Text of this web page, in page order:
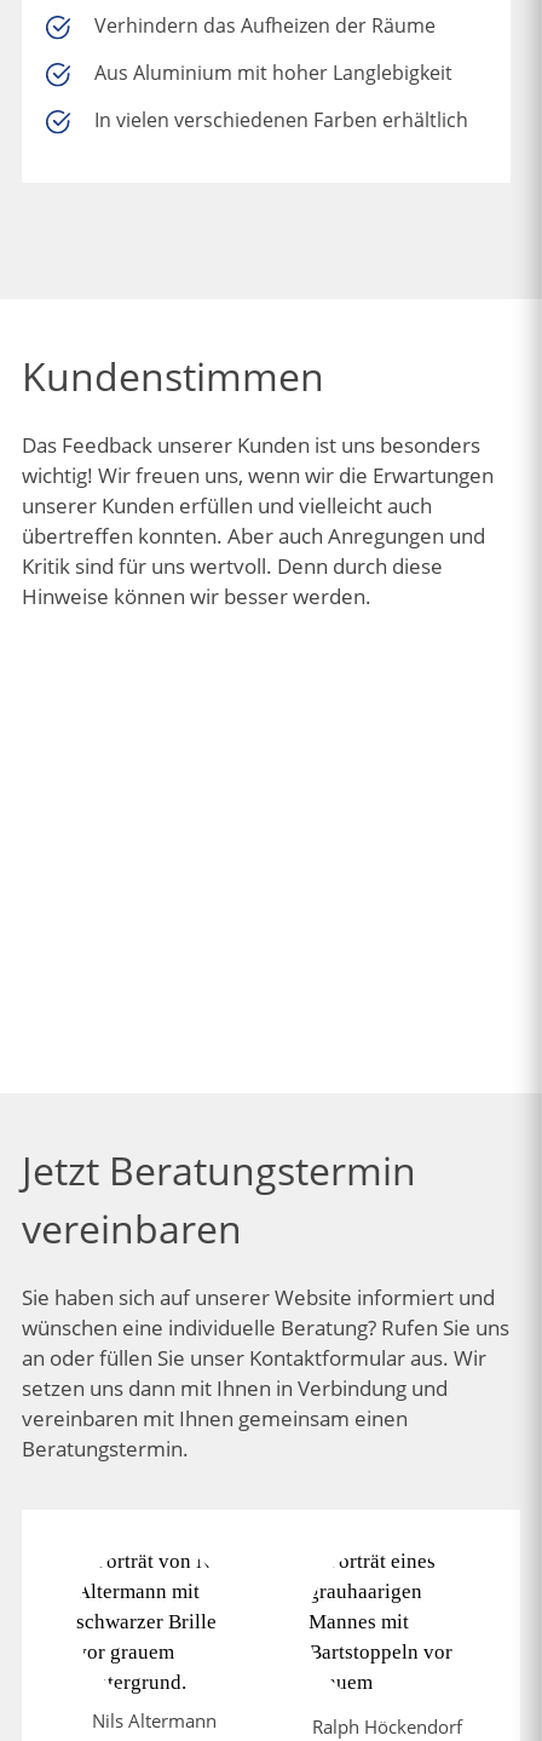
Verhindern das Aufheizen der Räume
Aus Aluminium mit hoher Langlebigkeit
In vielen verschiedenen Farben erhältlich
Kundenstimmen
Das Feedback unserer Kunden ist uns besonders
wichtig! Wir freuen uns, wenn wir die Erwartungen
unserer Kunden erfüllen und vielleicht auch
übertreffen konnten. Aber auch Anregungen und
Kritik sind für uns wertvoll. Denn durch diese
Hinweise können wir besser werden.
Jetzt Beratungstermin
vereinbaren
Sie haben sich auf unserer Website informiert und
wünschen eine individuelle Beratung? Rufen Sie uns
an oder füllen Sie unser Kontaktformular aus. Wir
setzen uns dann mit Ihnen in Verbindung und
vereinbaren mit Ihnen gemeinsam einen
Beratungstermin.
Nils Altermann Ralph Höckendorf